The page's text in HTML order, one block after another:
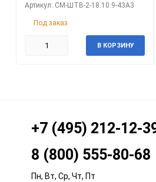
Артикул: CM-ШТВ-2-18.10.9-43А3
Под заказ
В КОРЗИНУ
+7 (495) 212-12-
8 (800) 555-80-68
Пн, Вт, Ср, Чт, Пт